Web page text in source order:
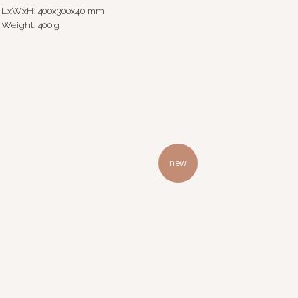
LxWxH: 400x300x40 mm
Weight: 400 g
new